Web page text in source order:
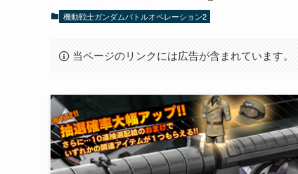
機動戦士ガンダムバトルオペレーション2
当ページのリンクには広告が含まれています。